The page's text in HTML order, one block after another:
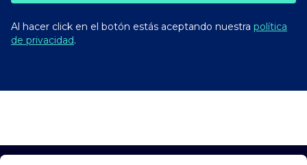
Al hacer click en el botón estás aceptando nuestra política
de privacidad.